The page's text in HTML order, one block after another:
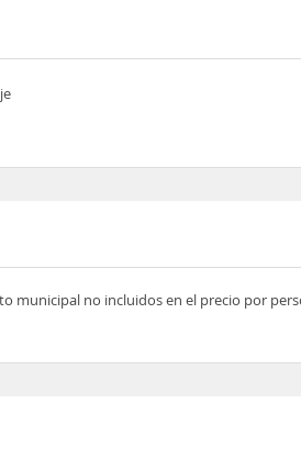
municipal no incluidos en el precio por